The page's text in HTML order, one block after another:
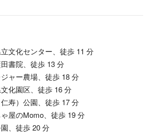
文化センター、徒歩 11 分
書院、徒歩 13 分
ャー農場、徒歩 18 分
化園区、徒歩 16 分
寿）公園、徒歩 17 分
屋のMomo、徒歩 19 分
、徒歩 20 分